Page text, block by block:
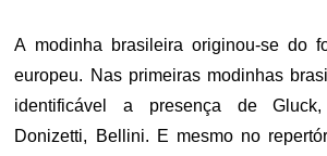
A modinha brasileira originou-se do
europeu. Nas primeiras modinhas
identificável a presença de
Donizetti, Bellini. E mesmo no